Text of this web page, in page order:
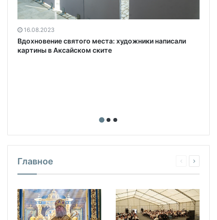
16.08.2023
Вдохновение святого места: художники написали
картины в Аксайском ските
Главное